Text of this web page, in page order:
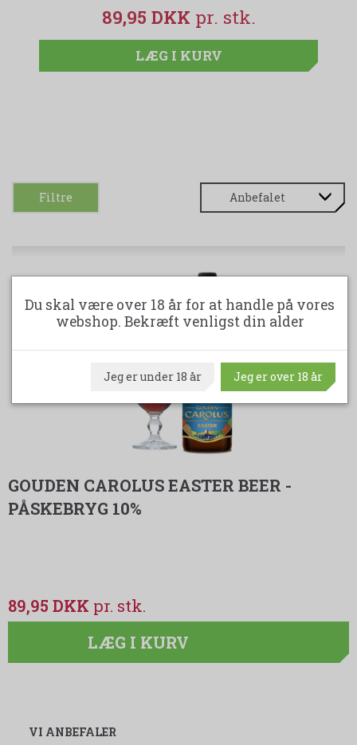
89,95 DKK
LÆG I KURV
Filtre
GOUDEN CAROLUS EASTER BEER -
PÅSKEBRYG 10%
89,95 DKK
LÆG I KURV
VI ANBEFALER
Du skal være over 18 år for at handle på vores
webshop. Bekræft venligst din alder
Jeg er under 18 år Jeg er over 18 år